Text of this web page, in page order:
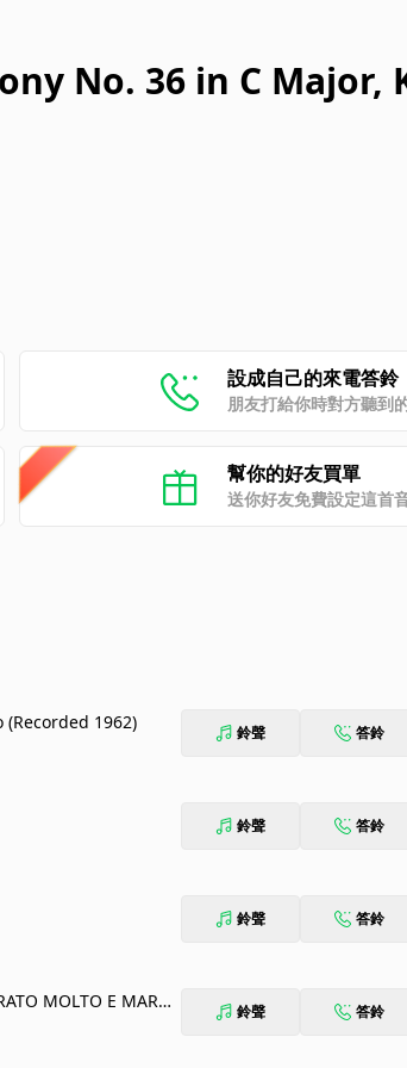
No. 36 in C Major,
spiritoso
設成自己的來電答鈴
朋友打給你時對方聽到
幫你的好友買單
送你好友免費設定這首
1962) 鈴聲 答鈴
鈴聲 答鈴
鈴聲 答鈴
MOLTO E MARCA
鈴聲 答鈴